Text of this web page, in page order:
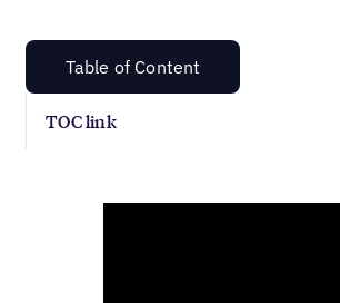
Table of Content
TOC link